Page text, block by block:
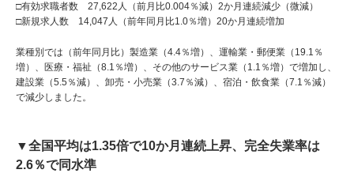
□有効求職者数 27,622人（前月比0.004％減）2か月連続減少（微減）
□新規求人数 14,047人（前年同月比1.0％増）20か月連続増加
業種別では（前年同月比）製造業（4.4％増）、運輸業・郵便業（19.1％
増）、医療・福祉（8.1％増）、その他のサービス業（1.1％増）で増加し、
建設業（5.5％減）、卸売・小売業（3.7％減）、宿泊・飲食業（7.1％減）
で減少しました。
▼全国平均は1.35倍で10か月連続上昇、完全失業率は
2.6％で同水準